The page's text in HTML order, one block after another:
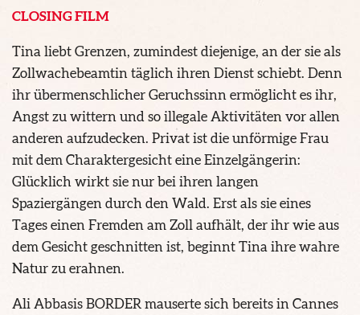
CLOSING FILM
Tina liebt Grenzen, zumindest diejenige, an der sie als
Zollwachebeamtin täglich ihren Dienst schiebt. Denn
ihr übermenschlicher Geruchssinn ermöglicht es ihr,
Angst zu wittern und so illegale Aktivitäten vor allen
anderen aufzudecken. Privat ist die unförmige Frau
mit dem Charaktergesicht eine Einzelgängerin:
Glücklich wirkt sie nur bei ihren langen
Spaziergängen durch den Wald. Erst als sie eines
Tages einen Fremden am Zoll aufhält, der ihr wie aus
dem Gesicht geschnitten ist, beginnt Tina ihre wahre
Natur zu erahnen.
Ali Abbasis BORDER mauserte sich bereits in Cannes